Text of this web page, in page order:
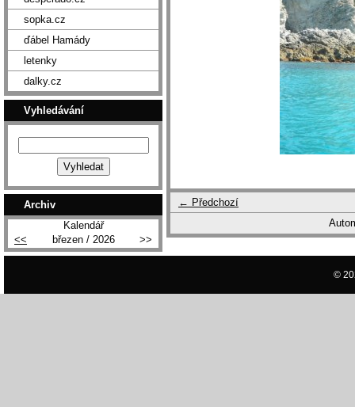
← Předchozí
sopka.cz
ďábel Hamády
letenky
dalky.cz
Vyhledávání
Archiv
Kalendář
<<
březen / 2026 >>
©